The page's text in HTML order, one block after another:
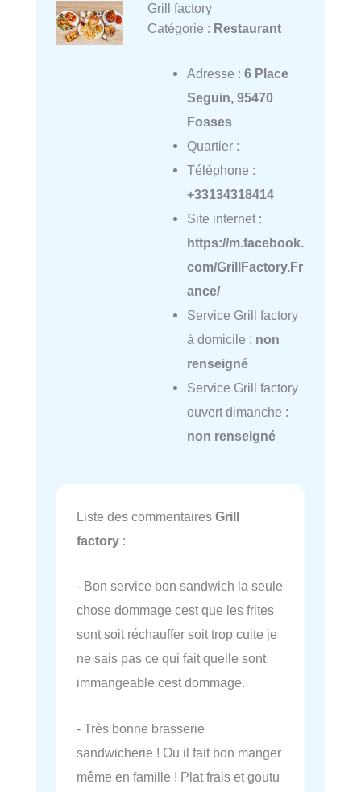
Grill factory
Catégorie : Restaurant
Adresse : 6 Place
Seguin, 95470
Fosses
Quartier :
Téléphone :
+33134318414
Site internet :
https://m.facebook.
com/GrillFactory.Fr
ance/
Service Grill factory
à domicile : non
renseigné
Service Grill factory
ouvert dimanche :
non renseigné
Liste des commentaires Grill
factory :
- Bon service bon sandwich la seule
chose dommage cest que les frites
sont soit réchauffer soit trop cuite je
ne sais pas ce qui fait quelle sont
immangeable cest dommage.
- Très bonne brasserie
sandwicherie ! Ou il fait bon manger
même en famille ! Plat frais et goutu